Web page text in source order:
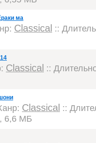
ма
Classical ::
Classical ::
Classical ::
6,6 МБ